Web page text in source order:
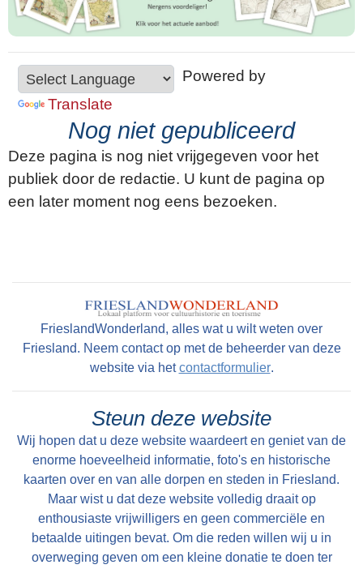
Powered by
Translate
Nog niet gepubliceerd
Deze pagina is nog niet vrijgegeven voor het
publiek door de redactie. U kunt de pagina op
een later moment nog eens bezoeken.
FrieslandWonderland, alles wat u wilt weten over
Friesland. Neem contact op met de beheerder van deze
website via hetcontactformulier.
Steun deze website
Wij hopen dat u deze website waardeert en geniet van de
enorme hoeveelheid informatie, foto's en historische
kaarten over en van alle dorpen en steden in Friesland.
Maar wist u dat deze website volledig draait op
enthousiaste vrijwilligers en geen commerciële en
betaalde uitingen bevat. Om die reden willen wij u in
overweging geven om een kleine donatie te doen ter